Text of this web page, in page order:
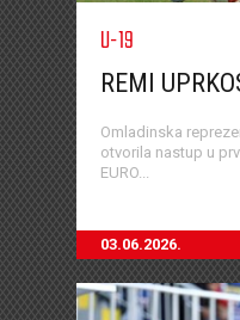
U-19
REMI
Omladinska
otvorila nastup u
EURO...
03.06.2026.